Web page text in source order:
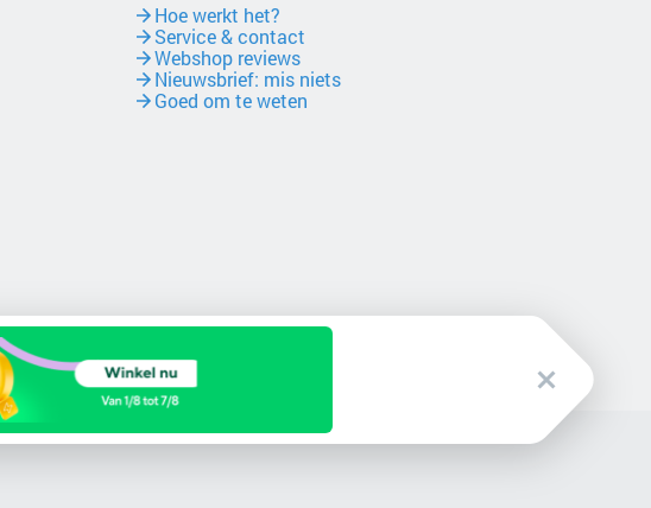
Hoe werkt het?
Service & contact
Webshop reviews
Nieuwsbrief: mis niets
Goed om te weten